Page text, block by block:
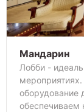
Мандарин
Лобби -
оборудование
обеспечиваем